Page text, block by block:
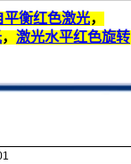
平衡红色激光，
， 激光水平红色旋转